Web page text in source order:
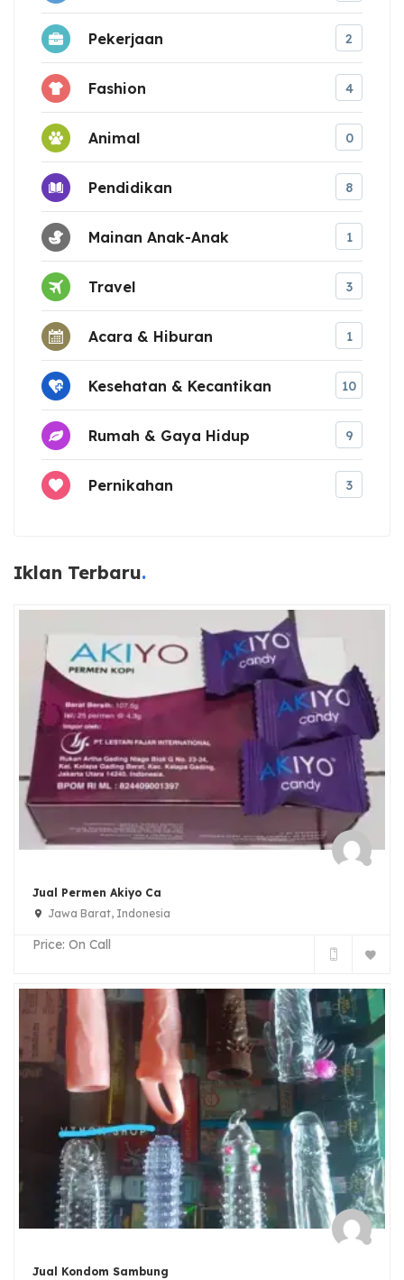
Pekerjaan 2
Fashion 4
Animal 0
Pendidikan 8
Mainan Anak-Anak 1
Travel 3
Acara & Hiburan 1
Kesehatan & Kecantikan 10
Rumah & Gaya Hidup 9
Pernikahan 3
Iklan Terbaru
Jual Permen Akiyo Ca
Jawa Barat, Indonesia
Price: On Call
Jual Kondom Sambung